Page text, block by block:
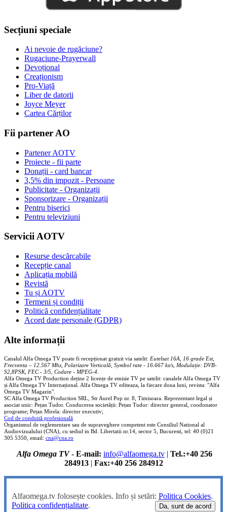
Secțiuni speciale
Ai nevoie de rugăciune?
Rugaciune-Prayerwall
Devoțional
Creaționism
Pro-Viață
Liber de datorii
Joyce Meyer
Cartea Cărților
Fii partener AO
Partener AOTV
Proiecte - fii parte
Donații - card bancar
3,5% din impozit - Persoane
Publicitate - Organizații
Sponsorizare - Organizații
Pentru biserici
Pentru televiziuni
Servicii AOTV
Resurse descărcabile
Recepție canal
Aplicația mobilă
Revistă
Tu și AOTV
Termeni și condiții
Politică confidențialitate
Acord date personale (GDPR)
Alte informații
Canalul Alfa Omega TV poate fi recepționat gratuit via satelit: Eutelsat 16A, 16 grade Est,
Frecventa – 12.567 Mhz, Polarizare Verticală, Symbol rate - 16.667 ks/s, Modulație: DVB-
S2,8PSK, FEC - 3/5, Codare - MPEG-4
Alfa Omega TV Production deține 2 licențe de emisie TV pe satelit: canalele Alfa Omega TV
și Alfa Omega TV Internațional. Alfa Omega TV editeaza, la fiecare doua luni, revista: "Alfa
Omega TV Magazin".
SC Alfa Omega TV Production SRL, Str Aurel Pop nr. 8, Timisoara. Reprezentant legal și
asociat unic: Pețan Tudor. Conducerea societății: Pețan Tudor: director general, coodonator
programe; Pețan Mirela: director executiv;
Cod de conduită profesională
Organismul de reglementare sau de supraveghere competent este Consiliul National al
Audiovizualului (CNA), cu sediul in Bd. Libertatii nr.14, sector 5, Bucuresti, tel: 40 (0)21
305 5350, email: cna@cna.ro
Alfa Omega TV- E-mail: info@alfaomega.tv | Tel.:+40 256
284913| Fax:+40 256 284912
Alfaomega.tv folosește cookies. Info și setări: Politica Cookies.
Politica confidențialitate. Da, sunt de acord